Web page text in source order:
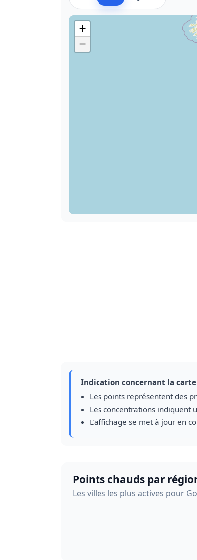
+
−
Indication concernant la carte
Les points représentent des
Les concentrations indiquent
L’affichage se met à jour en
Points chauds par
Les villes les plus actives pour